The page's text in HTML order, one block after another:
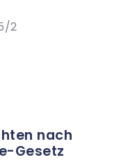
2
nach
Gesetz